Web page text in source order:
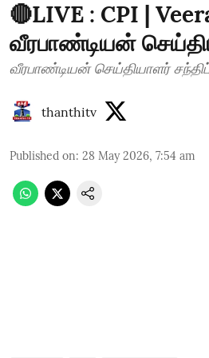
🔴LIVE : CPI |
வீரபாண்டியன்
வீரபாண்டியன் செய்தியாளர்
thanthitv
Published on: 28 May 2026, 7:54 am